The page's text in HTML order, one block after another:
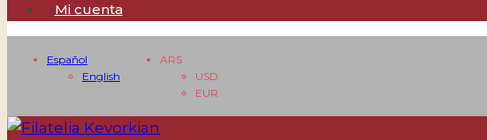
Mi cuenta
Español
English
ARS
USD
EUR